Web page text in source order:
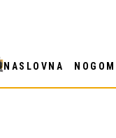
NASLOVNA